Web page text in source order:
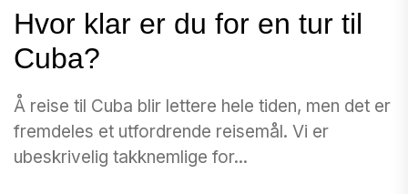
Hvor klar er du for en tur til
Cuba?
Å reise til Cuba blir lettere hele tiden, men det er
fremdeles et utfordrende reisemål. Vi er
ubeskrivelig takknemlige for...